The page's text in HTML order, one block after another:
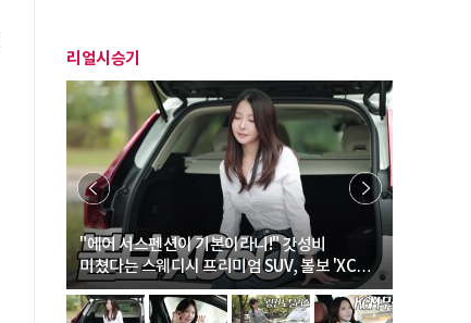
리얼시승기
"에어 서스펜션이 기본이라니!" 갓성비
미쳤다는 스웨디시 프리미엄 SUV, 볼보 'XC60
B5 울트라'